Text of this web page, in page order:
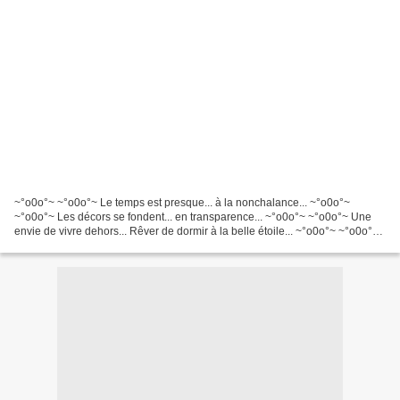
~°o0o°~ ~°o0o°~ Le temps est presque... à la nonchalance... ~°o0o°~
~°o0o°~ Les décors se fondent... en transparence... ~°o0o°~ ~°o0o°~ Une
envie de vivre dehors... Rêver de dormir à la belle étoile... ~°o0o°~ ~°o0o°~